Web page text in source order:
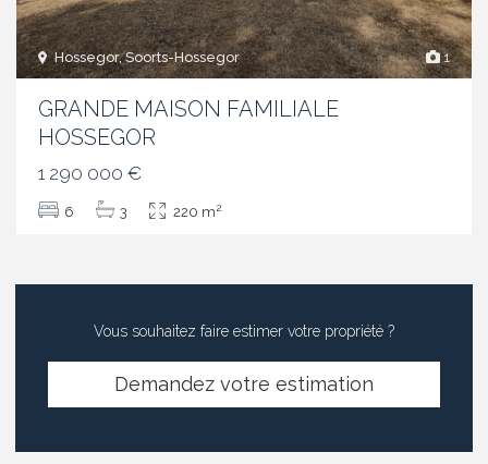
1
Hossegor, Soorts-Hossegor
GRANDE MAISON FAMILIALE
HOSSEGOR
1 290 000 €
6 3 220 m2
Vous souhaitez faire estimer votre propriété ?
Demandez votre estimation